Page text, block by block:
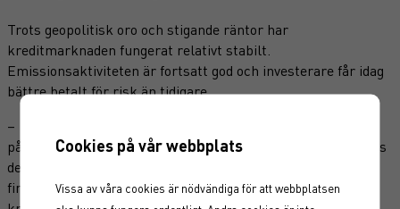
Trots geopolitisk oro och stigande räntor har
kreditmarknaden fungerat relativt stabilt.
Emissionsaktiviteten är fortsatt god och investerare får idag
bättre betalt för risk än tidigare.
– Jag bedömer att det är ett bra läge att starta en ny fond
på grund av att marknaden har visat sig fungera stabilt trots
den geopolitiska turbulens vi har upplevt under året. Det
finns en hel uppsjö av intressanta bolag som står och
Cookies på vår webbplats
Vissa av våra cookies är nödvändiga för att webbplatsen